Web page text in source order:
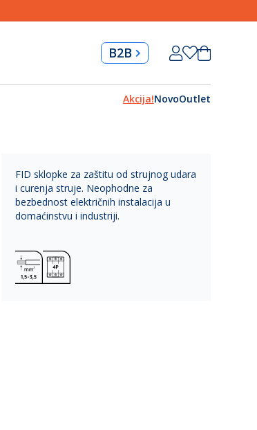
B2B Korpa
Akcija!NovoOutlet
FID sklopke za zaštitu od strujnog udara
i curenja struje. Neophodne za
bezbednost električnih instalacija u
domaćinstvu i industriji.